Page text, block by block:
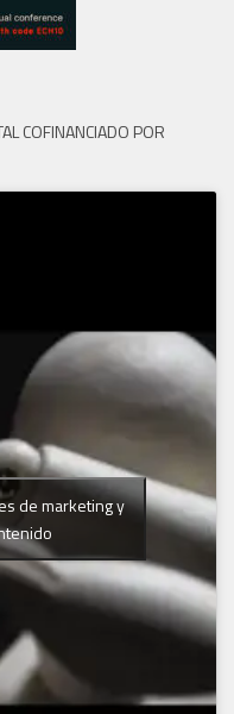
COFINANCIADO POR
de marketing y